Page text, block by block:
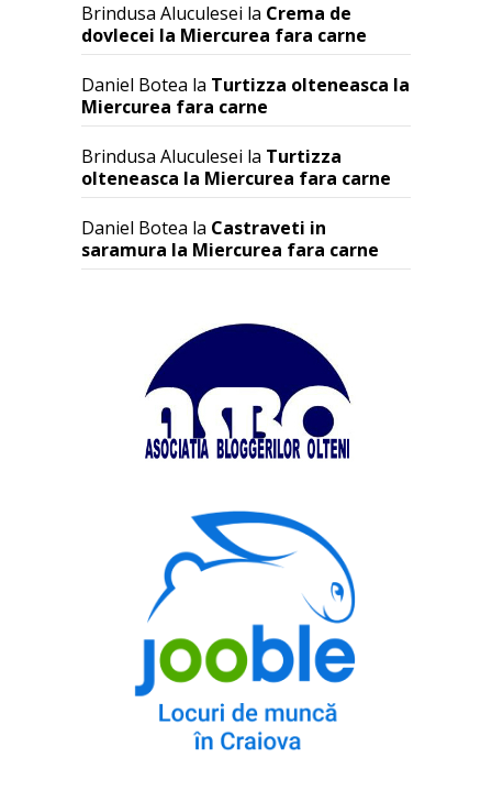
Brindusa Aluculesei la Crema de
dovlecei la Miercurea fara carne
Daniel Botea la Turtizza olteneasca la
Miercurea fara carne
Brindusa Aluculesei la Turtizza
olteneasca la Miercurea fara carne
Daniel Botea la Castraveti in
saramura la Miercurea fara carne